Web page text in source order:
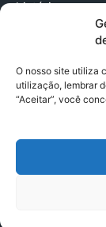
O nosso site utiliza
utilização, lembrar
“Aceitar”, você
história que
(91)
© 2025 A
Trav. Quintino